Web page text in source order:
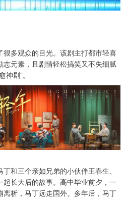
多观众的目光。该剧主打都市轻喜
元素，且剧情轻松搞笑又不失细腻
剧”。
和三个亲如兄弟的小伙伴王春生、
长大后的故事。高中毕业前夕，一
析，马丁远走国外。多年后，马丁